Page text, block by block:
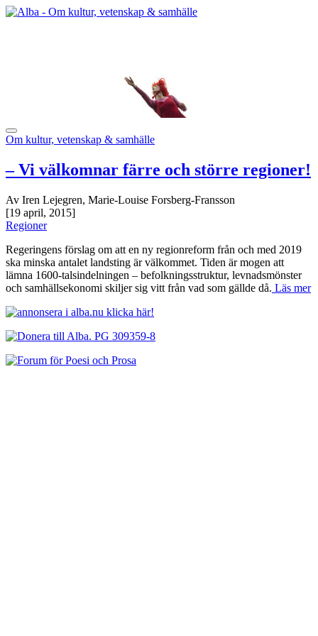
Om kultur, vetenskap & samhälle
– Vi välkomnar färre och större regioner!
Av Iren Lejegren, Marie-Louise Forsberg-Fransson
[19 april, 2015]
Regioner
Regeringens förslag om att en ny regionreform från och med 2019
ska minska antalet landsting är välkommet. Tiden är mogen att
lämna 1600-talsindelningen – befolkningsstruktur, levnadsmönster
och samhällsekonomi skiljer sig vitt från vad som gällde då. Läs mer